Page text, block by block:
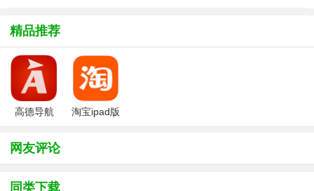
★亲宝听ios版软件优势
2、[海量优质故事库] 海量优质故事任你挑国内外优质的儿童
故事;
3、[父母亲讲] 父母亲自为小孩录制故事，用世界上美的声音
陪宝宝入睡。
边你也能为宝宝录制一个个充满爱的童话故事。用爱伴随着
孩子们的一点成长，让你的孩子健康成长，感兴趣的小伙伴
精品推荐
高德导航
淘宝ipad版
网友评论
同类下载